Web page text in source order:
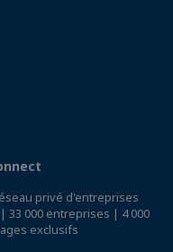
privé d'entreprises
33 000 entreprises | 4 000
exclusifs